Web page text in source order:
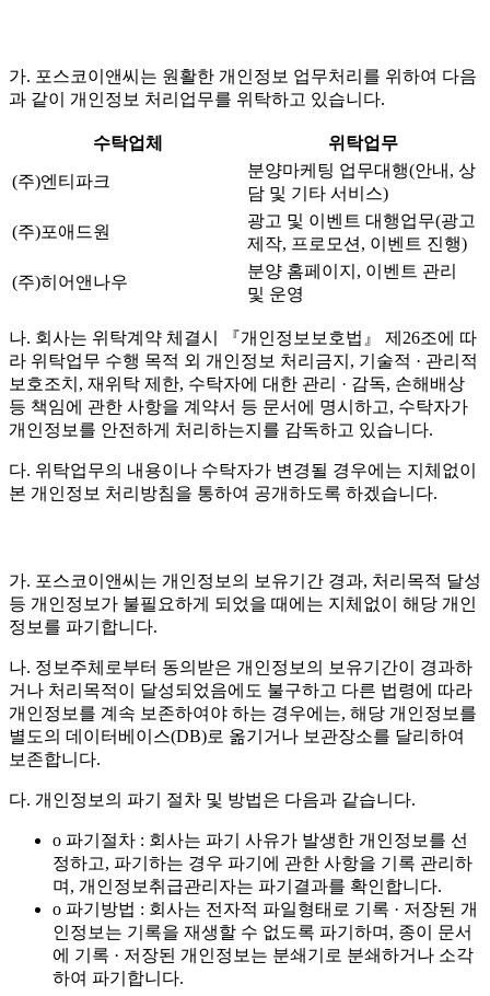
가. 포스코이앤씨는 원활한 개인정보 업무처리를 위하여 다음
과 같이 개인정보 처리업무를 위탁하고 있습니다.
수탁업체 위탁업무
(주)엔티파크
분양마케팅 업무대행(안내, 상
담 및 기타 서비스)
(주)포애드원
광고 및 이벤트 대행업무(광고
제작, 프로모션, 이벤트 진행)
(주)히어앤나우
분양 홈페이지, 이벤트 관리
및 운영
나. 회사는 위탁계약 체결시 『개인정보보호법』 제26조에 따
라 위탁업무 수행 목적 외 개인정보 처리금지, 기술적 · 관리적
보호조치, 재위탁 제한, 수탁자에 대한 관리 · 감독, 손해배상
등 책임에 관한 사항을 계약서 등 문서에 명시하고, 수탁자가
개인정보를 안전하게 처리하는지를 감독하고 있습니다.
다. 위탁업무의 내용이나 수탁자가 변경될 경우에는 지체없이
본 개인정보 처리방침을 통하여 공개하도록 하겠습니다.
가. 포스코이앤씨는 개인정보의 보유기간 경과, 처리목적 달성
등 개인정보가 불필요하게 되었을 때에는 지체없이 해당 개인
정보를 파기합니다.
나. 정보주체로부터 동의받은 개인정보의 보유기간이 경과하
거나 처리목적이 달성되었음에도 불구하고 다른 법령에 따라
개인정보를 계속 보존하여야 하는 경우에는, 해당 개인정보를
별도의 데이터베이스(DB)로 옮기거나 보관장소를 달리하여
보존합니다.
다. 개인정보의 파기 절차 및 방법은 다음과 같습니다.
o 파기절차 : 회사는 파기 사유가 발생한 개인정보를 선
정하고, 파기하는 경우 파기에 관한 사항을 기록 관리하
며, 개인정보취급관리자는 파기결과를 확인합니다.
o 파기방법 : 회사는 전자적 파일형태로 기록 · 저장된 개
인정보는 기록을 재생할 수 없도록 파기하며, 종이 문서
에 기록 · 저장된 개인정보는 분쇄기로 분쇄하거나 소각
하여 파기합니다.